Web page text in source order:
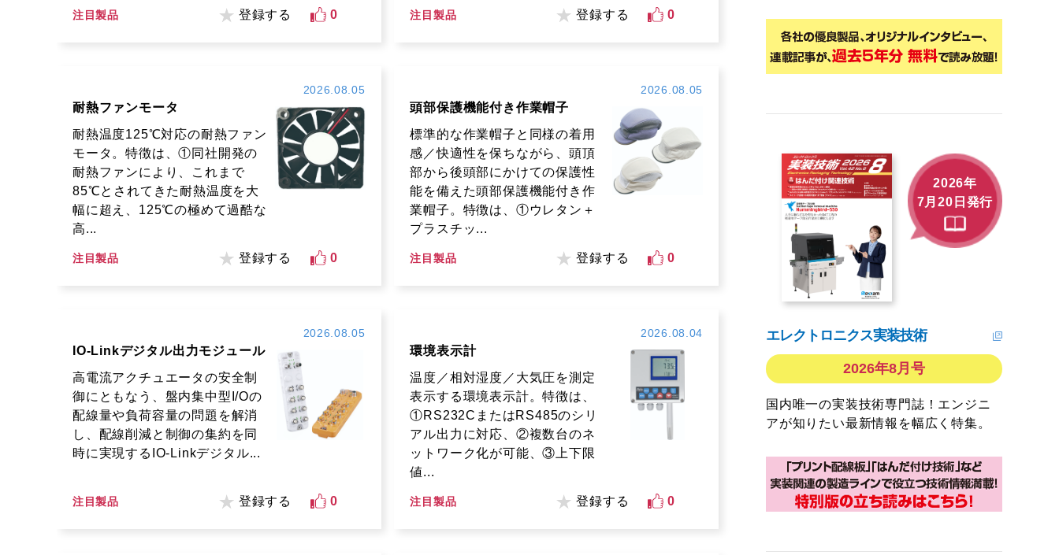
注目製品 登録する 0 注目製品 登録する 0
2026.08.05
耐熱ファンモータ
耐熱温度125℃対応の耐熱ファン
モータ。特徴は、①同社開発の
耐熱ファンにより、これまで
85℃とされてきた耐熱温度を大
幅に超え、125℃の極めて過酷な
高...
注目製品 登録する 0
2026.08.05
頭部保護機能付き作業帽子
標準的な作業帽子と同様の着用
感／快適性を保ちながら、頭頂
部から後頭部にかけての保護性
能を備えた頭部保護機能付き作
業帽子。特徴は、①ウレタン＋
プラスチッ...
注目製品 登録する 0
2026.08.05
IO-Linkデジタル出力モジュール
高電流アクチュエータの安全制
御にともなう、盤内集中型I/Oの
配線量や負荷容量の問題を解消
し、配線削減と制御の集約を同
時に実現するIO-Linkデジタル...
注目製品 登録する 0
2026.08.04
環境表示計
温度／相対湿度／大気圧を測定
表示する環境表示計。特徴は、
①RS232CまたはRS485のシリ
アル出力に対応、②複数台のネ
ットワーク化が可能、③上下限
値...
注目製品 登録する 0
2026年
7月20日発行
エレクトロニクス実装技術
2026年8月号
国内唯一の実装技術専門誌！エンジニ
アが知りたい最新情報を幅広く特集。